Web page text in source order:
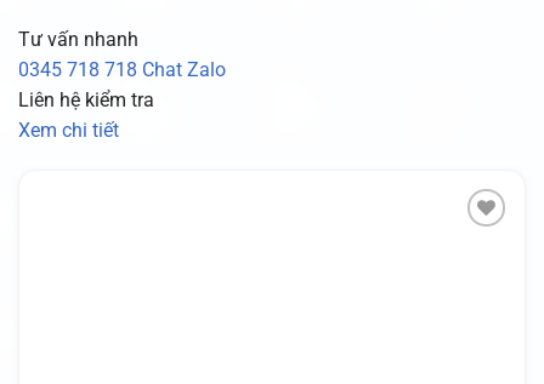
Tư vấn nhanh
0345 718 718 Chat Zalo
Liên hệ kiểm tra
Xem chi tiết